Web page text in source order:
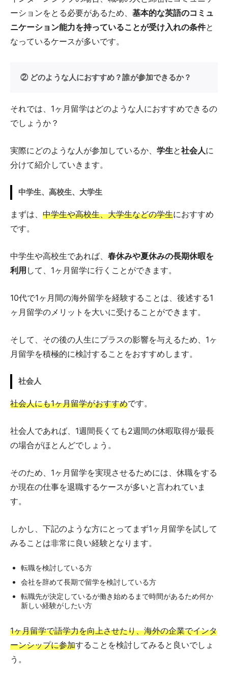
ーションをとる必要があるため、 基本的な英語のコミュ
ニケーション能力を持っていることが受け入れの条件と
なっているケースが多いです。
② どのような人におすすめ？誰が参加できるか？
それでは、1ヶ月留学はどのような人におすすめできるの
でしょうか？
実際にどのような人が参加しているか、 学生と社会人に
分けて紹介していきます。
中学生、高校生、大学生
まずは、 中学生や高校生、大学生などの学生におすすめ
です。
中学生や高校生であれば、 春休みや夏休みの長期休暇を
利用 して、1ヶ月留学に行くことができます。
10代で1ヶ月間の海外留学を経験することは、後述する1
ヶ月留学のメリットを大いに受けることができます。
そして、その後の人生にプラスの影響を与えるため、1ヶ
月留学を積極的に検討することをおすすめします。
社会人
社会人にも1ヶ月留学がおすすめです。
社会人であれば、1週間長くても2週間の休暇取得が最長
の場合がほとんどでしょう。
そのため、1ヶ月留学を実現させるためには、休職をする
か現在の仕事を退職するケースが多いと言われていま
す。
しかし、下記のような方にとってまず1ヶ月留学を試して
みることは非常に良い経験となります。
転職を検討している方
会社を辞めて長期で留学を検討している方
転職先が決定しているが働き始めるまで時間があるため何か
新しい経験がしたい方
1ヶ月留学で語学力を向上させたり、海外の企業でインタ
ーンシップに参加することを検討してみると良いでしょ
う。